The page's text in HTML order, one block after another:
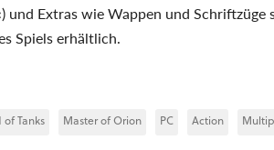
und Extras wie Wappen und Schriftzüge
Spiels erhältlich.
of Tanks Master of Orion PC Action